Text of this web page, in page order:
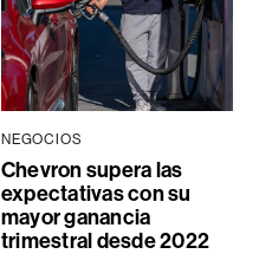
NEGOCIOS
Chevron supera las
expectativas con su
mayor ganancia
trimestral desde 2022